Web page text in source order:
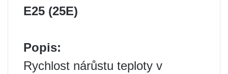
E25 (25E)
Popis:
Rychlost nárůstu teploty v